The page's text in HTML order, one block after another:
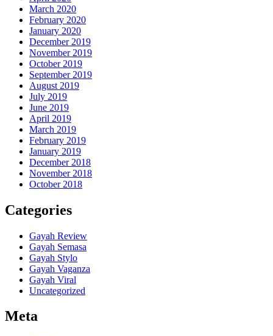
March 2020
February 2020
January 2020
December 2019
November 2019
October 2019
September 2019
August 2019
July 2019
June 2019
April 2019
March 2019
February 2019
January 2019
December 2018
November 2018
October 2018
Categories
Gayah Review
Gayah Semasa
Gayah Stylo
Gayah Vaganza
Gayah Viral
Uncategorized
Meta